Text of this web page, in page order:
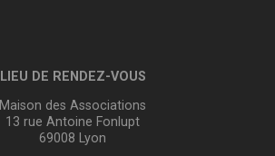
LIEU DE RENDEZ-VOUS
Maison des Associations
13 rue Antoine Fonlupt
69008 Lyon